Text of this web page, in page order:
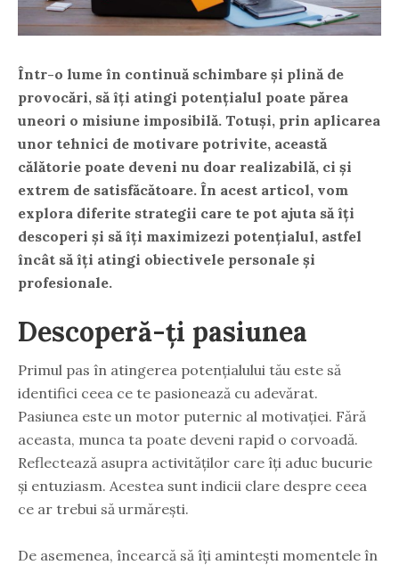
Într-o lume în continuă schimbare și plină de
provocări, să îți atingi potențialul poate părea
uneori o misiune imposibilă. Totuși, prin aplicarea
unor tehnici de motivare potrivite, această
călătorie poate deveni nu doar realizabilă, ci și
extrem de satisfăcătoare. În acest articol, vom
explora diferite strategii care te pot ajuta să îți
descoperi și să îți maximizezi potențialul, astfel
încât să îți atingi obiectivele personale și
profesionale.
Descoperă-ți pasiunea
Primul pas în atingerea potențialului tău este să
identifici ceea ce te pasionează cu adevărat.
Pasiunea este un motor puternic al motivației. Fără
aceasta, munca ta poate deveni rapid o corvoadă.
Reflectează asupra activităților care îți aduc bucurie
și entuziasm. Acestea sunt indicii clare despre ceea
ce ar trebui să urmărești.
De asemenea, încearcă să îți amintești momentele în